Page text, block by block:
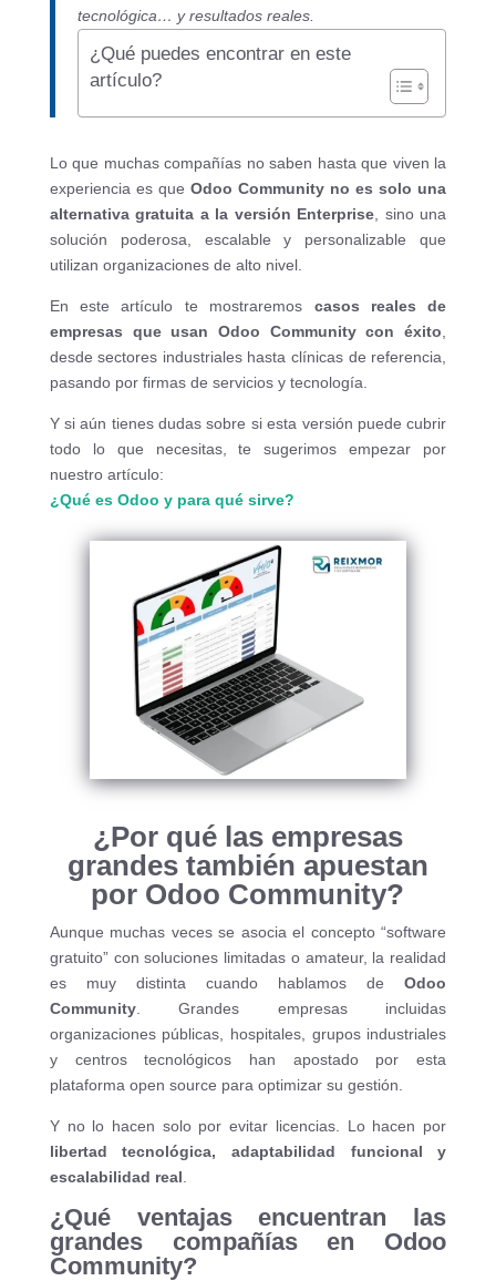
tecnológica… y resultados reales.
¿Qué puedes encontrar en este
artículo?
Lo que muchas compañías no saben hasta que viven la
experiencia es que Odoo Community no es solo una
alternativa gratuita a la versión Enterprise , sino una
solución poderosa, escalable y personalizable que
utilizan organizaciones de alto nivel.
En este artículo te mostraremos casos reales de
empresas que usan Odoo Community con éxito
desde sectores industriales hasta clínicas de referencia,
pasando por firmas de servicios y tecnología.
Y si aún tienes dudas sobre si esta versión puede cubrir
todo lo que necesitas, te sugerimos empezar por
nuestro artículo:
¿Qué es Odoo y para qué sirve?
¿Por qué las empresas
grandes también apuestan
por Odoo Community?
Aunque muchas veces se asocia el concepto “software
gratuito” con soluciones limitadas o amateur, la realidad
es muy distinta cuando hablamos deOdoo
Community. Grandes empresas incluidas
organizaciones públicas, hospitales, grupos industriales
y centros tecnológicos han apostado por esta
plataforma open source para optimizar su gestión.
Y no lo hacen solo por evitar licencias. Lo hacen por
libertad tecnológica, adaptabilidad funcional y
escalabilidad real
¿Qué ventajas encuentran las
grandes compañías en Odoo
Community?